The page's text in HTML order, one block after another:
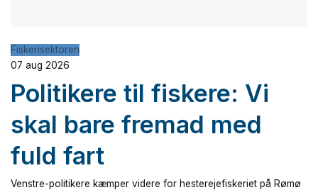
Fiskerisektoren
07 aug 2026
Politikere til fiskere: Vi
skal bare fremad med
fuld fart
Venstre-politikere kæmper videre for hesterejefiskeriet på Rømø